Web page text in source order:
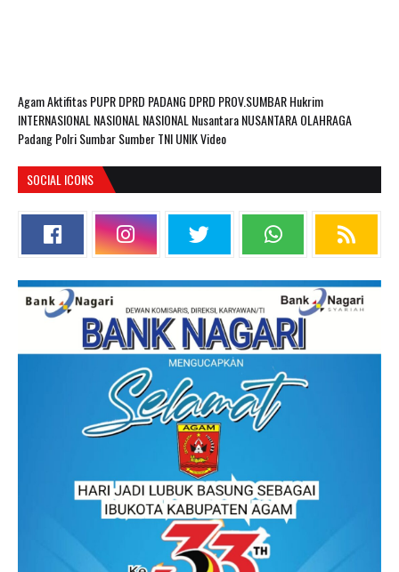
AgamAktifitas PUPRDPRD PADANG DPRD PROV.SUMBARHukrim
INTERNASIONAL NASIONAL NASIONAL NusantaraNUSANTARAOLAHRAGA
PadangPolriSumbarSumberTNIUNIKVideo
SOCIAL ICONS